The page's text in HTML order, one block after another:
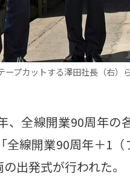
プカットする澤田社長（右）ら
全線開業90周年の
線開業90周年＋1
出発式が行われた。